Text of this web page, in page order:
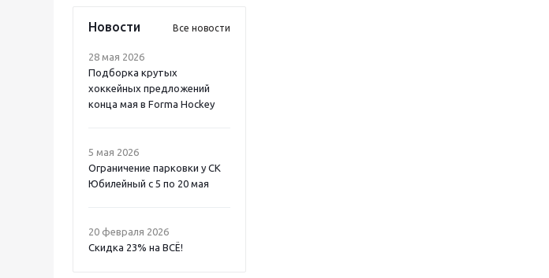
Новости Все новости
28 мая 2026
Подборка крутых
хоккейных предложений
конца мая в Forma Hockey
5 мая 2026
Ограничение парковки у СК
Юбилейный с 5 по 20 мая
20 февраля 2026
Скидка 23% на ВСË!